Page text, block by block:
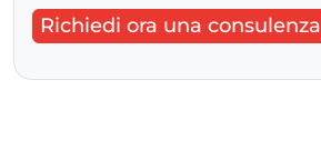
Richiedi ora una consulenza